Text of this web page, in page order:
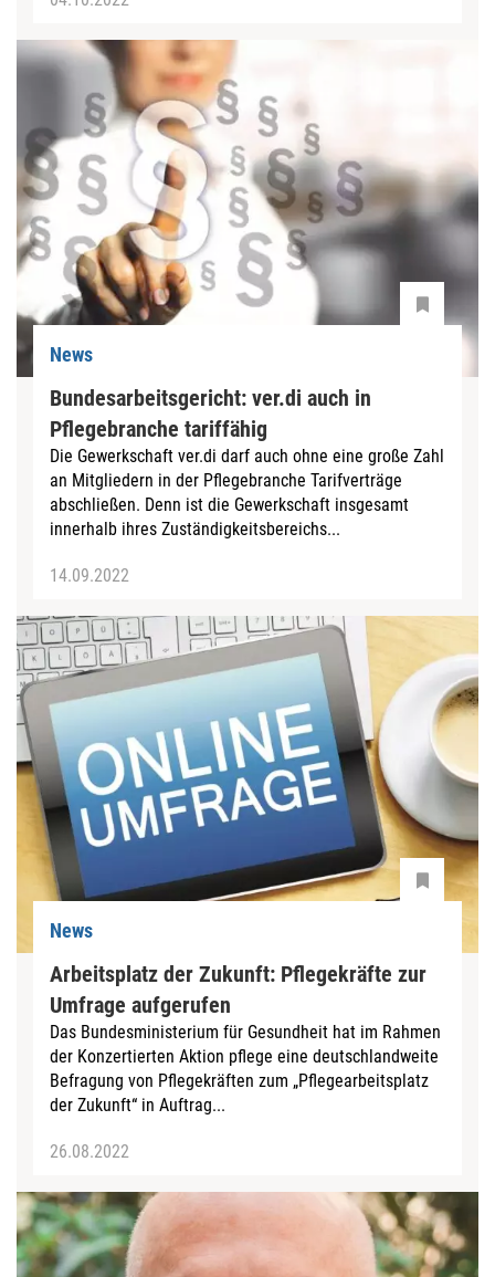
News
Bundesarbeitsgericht: ver.di auch in
Pflegebranche tariffähig
Die Gewerkschaft ver.di darf auch ohne eine große Zahl
an Mitgliedern in der Pflegebranche Tarifverträge
abschließen. Denn ist die Gewerkschaft insgesamt
innerhalb ihres Zuständigkeitsbereichs...
14.09.2022
News
Arbeitsplatz der Zukunft: Pflegekräfte zur
Umfrage aufgerufen
Das Bundesministerium für Gesundheit hat im Rahmen
der Konzertierten Aktion pflege eine deutschlandweite
Befragung von Pflegekräften zum „Pflegearbeitsplatz
der Zukunft“ in Auftrag...
26.08.2022